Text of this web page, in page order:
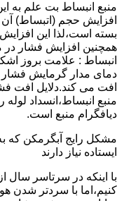
منبع انبساط بت علم به
افزایش حجم (اتبساط) آن
بسته است،لذا این
همچنین افزایش فشار در
انبساط : علامت بروز
دمای مدار گرمایش فشار
افت می کند.دلایل افت
منبع انبساط،انسداد
دیافگرام منبع است.
مشکل رایج آبگرمکن که
ایستاده نیاز دارند
با اینکه در سرتاسر سال
کنیم،اما با سردتر شدن